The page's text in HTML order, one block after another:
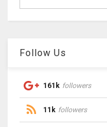
Follow Us
161k followers
11k followers